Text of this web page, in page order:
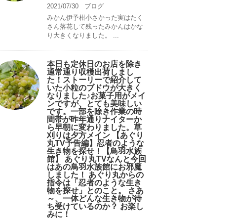
2021/07/30
ブログ
みかん伊予柑小さかった実はたく
さん落花して残ったみかんはかな
り大きくなりました。 ...
本日も定休日のお店を除き
通常通り収穫出荷しまし
た！ストーリーで紹介して
いた小粒のブドウが大きく
なりました♪お菓子用がメイ
ンですが、とても美味しい
です。一部を除き作業の時
間帯が昨年通りナイターか
ら早朝に変わりました。草
刈りは夕方メイン 【あぐり
丸TV予告編】忍者のような
生き物を探せ！【鳥羽水族
館】 あぐり丸TVなんと今回
はあの鳥羽水族館にお邪魔
しました！ あぐり丸からの
指令は「忍者のような生き
物を探せ」とのこと。 さあ
～、一体どんな生き物が待
ち受けているのか？ お楽し
みに！